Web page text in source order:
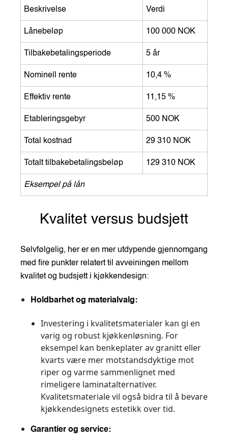
Beskrivelse Verdi
Lånebeløp 100 000 NOK
Tilbakebetalingsperiode 5 år
Nominell rente 10,4 %
Effektiv rente 11,15 %
Etableringsgebyr 500 NOK
Total kostnad 29 310 NOK
Totalt tilbakebetalingsbeløp 129 310 NOK
Eksempel på lån
Kvalitet versus budsjett
Selvfølgelig, her er en mer utdypende gjennomgang
med fire punkter relatert til avveiningen mellom
kvalitet og budsjett i kjøkkendesign:
Holdbarhet og materialvalg:
Investering i kvalitetsmaterialer kan gi en
varig og robust kjøkkenløsning. For
eksempel kan benkeplater av granitt eller
kvarts være mer motstandsdyktige mot
riper og varme sammenlignet med
rimeligere laminatalternativer.
Kvalitetsmateriale vil også bidra til å bevare
kjøkkendesignets estetikk over tid.
Garantier og service: